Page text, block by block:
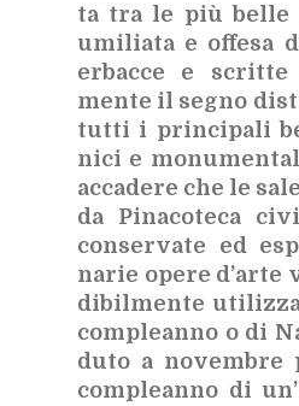
ta tra le più bel­le
umi­lia­ta e of­fe­sa
er­bac­ce e
men­te il se­gno
tut­ti i prin­ci­pa­li
ni­ci e
ac­ca­de­re che le
da Pi­na­co­te­ca
con­ser­va­te ed
na­rie ope­re d’ar­te
di­bil­men­te
com­plean­no o di
du­to a no­vem­bre
com­plean­no di